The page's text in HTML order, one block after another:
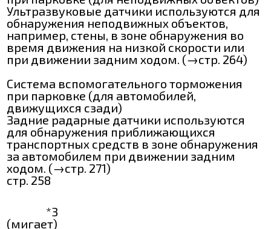
Ультразвуковые датчики используются для
обнаружения неподвижных объектов,
например, стены, в зоне обнаружения во
время движения на низкой скорости или
при движении задним ходом. (→стр. 264)
Система вспомогательного торможения
при парковке (для автомобилей,
движущихся сзади)
Задние радарные датчики используются
для обнаружения приближающихся
транспортных средств в зоне обнаружения
за автомобилем при движении задним
ходом. (→стр. 271)
стр. 258
*3
(мигает)